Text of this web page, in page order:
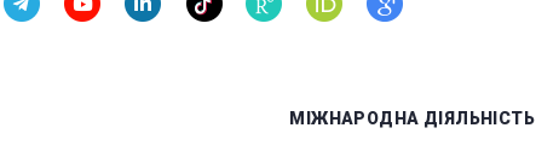
МІЖНАРОДНА ДІЯЛЬНІСТЬ